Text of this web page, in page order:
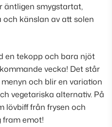
äntligen smygstartat,
känslan av att solen
en tekopp och bara njöt
vecka! Det står
och blir en variation
vegetariska alternativ. På
lövbiff från frysen och
fram emot!